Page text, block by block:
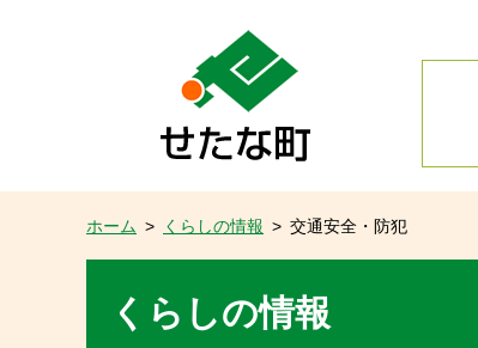
ホーム > くらしの情報 > 交通安全・防犯
くらしの情報